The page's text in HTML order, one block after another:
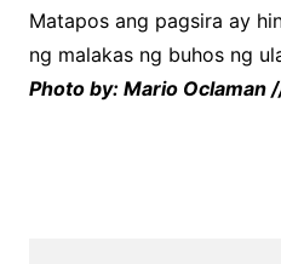
Matapos ang pagsira ay
ng malakas ng buhos ng
Photo by: Mario Oclaman